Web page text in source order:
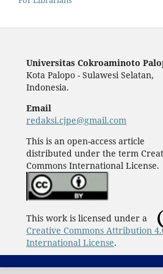
Universitas Cokroaminoto
Kota Palopo - Sulawesi Selatan,
Indonesia.
Email
redaksi.cjpe@gmail.com
This is an open-access article
distributed under the term
Commons International License.
This work is licensed under a
Creative Commons Attribution
International License.